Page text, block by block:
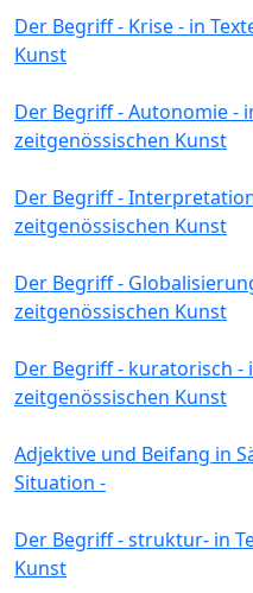
Der Begriff - Krise - in
Kunst
Der Begriff - Autonomie -
zeitgenössischen Kunst
Der Begriff -
zeitgenössischen Kunst
Der Begriff -
zeitgenössischen Kunst
Der Begriff - kuratorisch -
zeitgenössischen Kunst
Adjektive und Beifang in
Situation -
Der Begriff - struktur- in
Kunst